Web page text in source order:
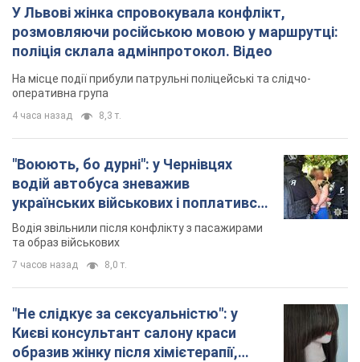
У Львові жінка спровокувала конфлікт,
розмовляючи російською мовою у маршрутці:
поліція склала адмінпротокол. Відео
На місце події прибули патрульні поліцейські та слідчо-
оперативна група
4 часа назад 8,3 т.
"Воюють, бо дурні": у Чернівцях
водій автобуса зневажив
українських військових і поплатився.
Відео
Водія звільнили після конфлікту з пасажирами
та образ військових
7 часов назад 8,0 т.
"Не слідкує за сексуальністю": у
Києві консультант салону краси
образив жінку після хімієтерапії,